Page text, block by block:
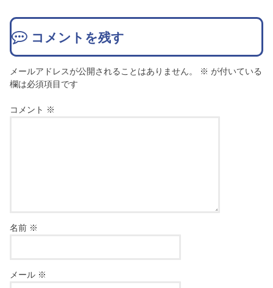
コメントを残す
メールアドレスが公開されることはありません。 ※ が付いている
欄は必須項目です
コメント ※
名前 ※
メール ※